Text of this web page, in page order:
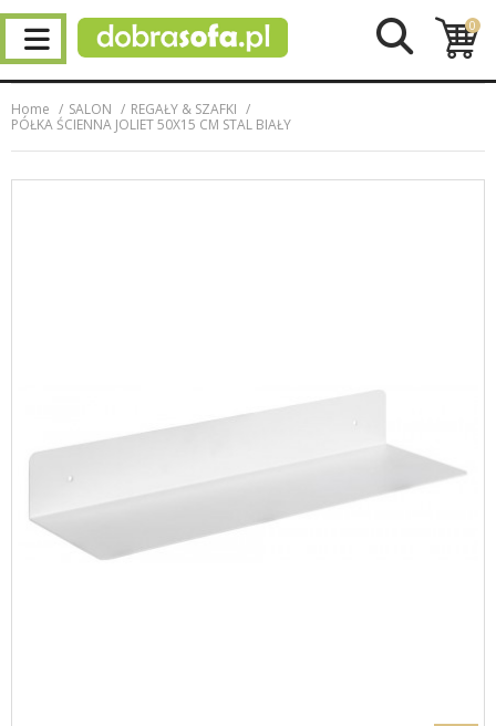
0
Home SALON
REGAŁY & SZAFKI
PÓŁKA ŚCIENNA JOLIET 50X15 CM STAL BIAŁY